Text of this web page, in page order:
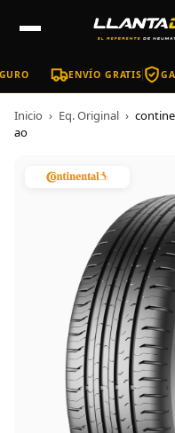
ENVÍO GRATIS
Inicio › Eq. Original ›
ao